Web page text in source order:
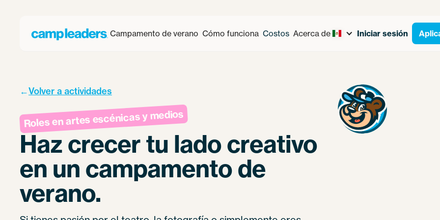
Campamento de verano Cómo funciona Costos Acerca de Iniciar sesión
←Volver a actividades
Roles en artes escénicas y medios
Haz crecer tu lado creativo
en un campamento de
verano.